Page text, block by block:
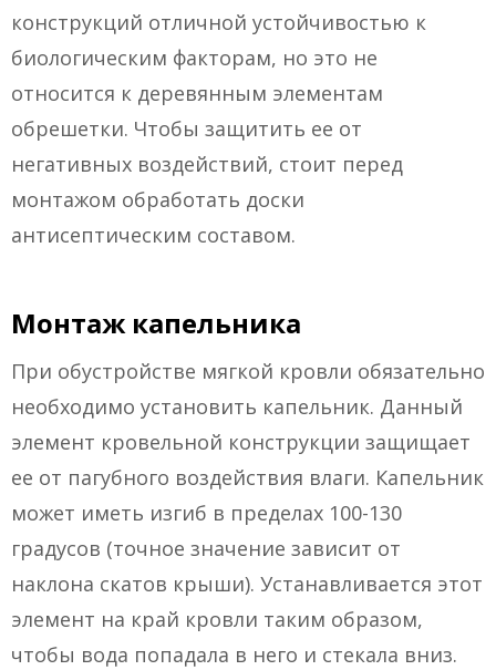
конструкций отличной устойчивостью к
биологическим факторам, но это не
относится к деревянным элементам
обрешетки. Чтобы защитить ее от
негативных воздействий, стоит перед
монтажом обработать доски
антисептическим составом.
Монтаж капельника
При обустройстве мягкой кровли обязательно
необходимо установить капельник. Данный
элемент кровельной конструкции защищает
ее от пагубного воздействия влаги. Капельник
может иметь изгиб в пределах 100-130
градусов (точное значение зависит от
наклона скатов крыши). Устанавливается этот
элемент на край кровли таким образом,
чтобы вода попадала в него и стекала вниз.